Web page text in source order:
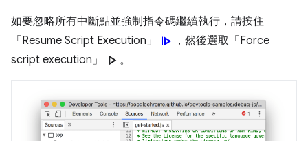
如要忽略所有中斷點並強制指令碼繼續執行，請按住
「Resume Script Execution」
resume ，然後選取「Force
script execution」
play_arrow 。